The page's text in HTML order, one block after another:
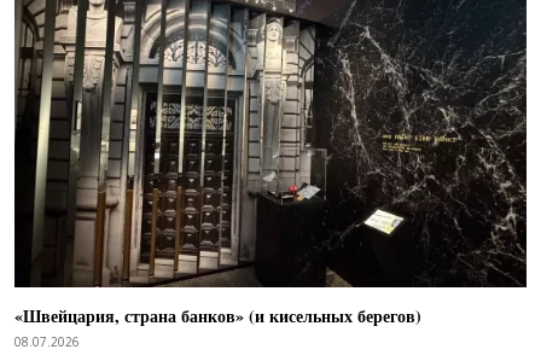
«Швейцария, страна банков» (и кисельных берегов)
08.07.2026